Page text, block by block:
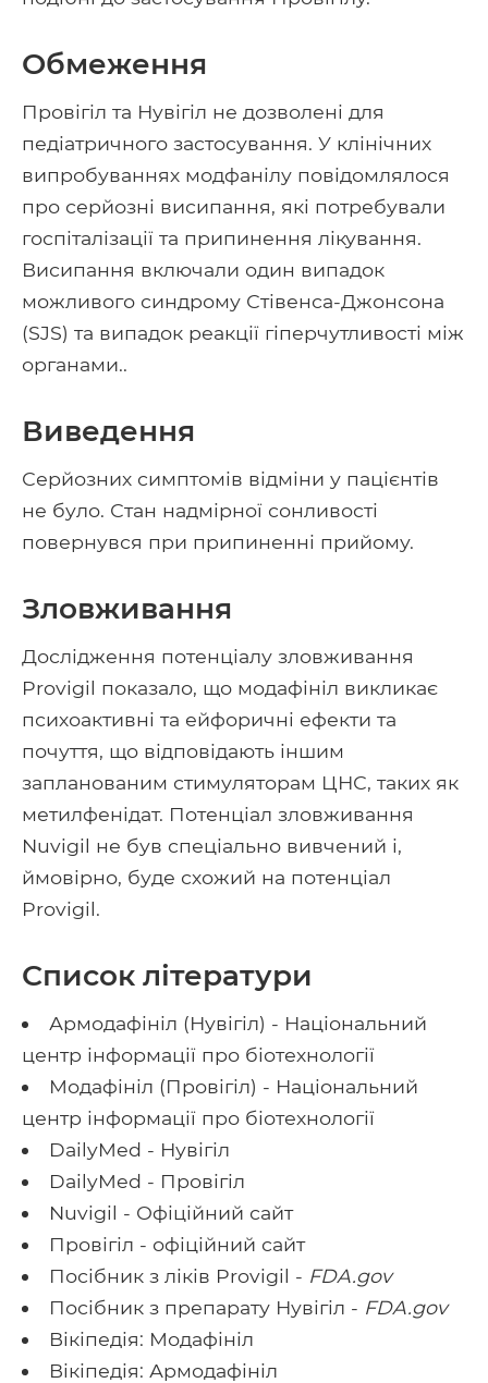
Обмеження
Провігіл та Нувігіл не дозволені для
педіатричного застосування. У клінічних
випробуваннях модфанілу повідомлялося
про серйозні висипання, які потребували
госпіталізації та припинення лікування.
Висипання включали один випадок
можливого синдрому Стівенса-Джонсона
(SJS) та випадок реакції гіперчутливості між
органами..
Виведення
Серйозних симптомів відміни у пацієнтів
не було. Стан надмірної сонливості
повернувся при припиненні прийому.
Зловживання
Дослідження потенціалу зловживання
Provigil показало, що модафініл викликає
психоактивні та ейфоричні ефекти та
почуття, що відповідають іншим
запланованим стимуляторам ЦНС, таких як
метилфенідат. Потенціал зловживання
Nuvigil не був спеціально вивчений і,
ймовірно, буде схожий на потенціал
Provigil.
Список літератури
Армодафініл (Нувігіл) - Національний
центр інформації про біотехнології
Модафініл (Провігіл) - Національний
центр інформації про біотехнології
DailyMed - Нувігіл
DailyMed - Провігіл
Nuvigil - Офіційний сайт
Провігіл - офіційний сайт
Посібник з ліків Provigil - FDA.gov
Посібник з препарату Нувігіл - FDA.gov
Вікіпедія: Модафініл
Вікіпедія: Армодафініл